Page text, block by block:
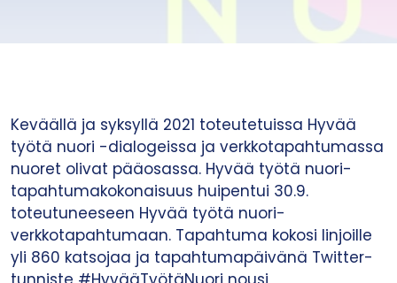
Keväällä ja syksyllä 2021 toteutetuissa Hyvää
työtä nuori -dialogeissa ja verkkotapahtumassa
nuoret olivat pääosassa. Hyvää työtä nuori-
tapahtumakokonaisuus huipentui 30.9.
toteutuneeseen Hyvää työtä nuori-
verkkotapahtumaan. Tapahtuma kokosi linjoille
yli 860 katsojaa ja tapahtumapäivänä Twitter-